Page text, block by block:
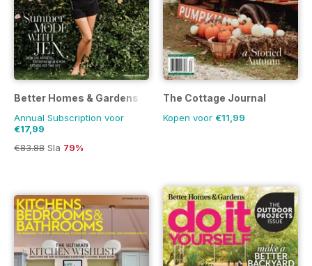
Better Homes & Gardens (US)
Annual Subscription voor
€17,99
€83.88 Sla 79%
The Cottage Journal
Kopen voor €11,99